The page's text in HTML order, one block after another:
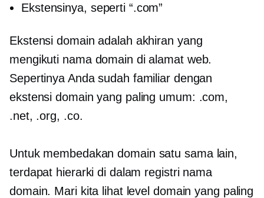
Ekstensinya, seperti “.com”
Ekstensi domain adalah akhiran yang
mengikuti nama domain di alamat web.
Sepertinya Anda sudah familiar dengan
ekstensi domain yang paling umum: .com,
.net, .org, .co.
Untuk membedakan domain satu sama lain,
terdapat hierarki di dalam registri nama
domain. Mari kita lihat level domain yang paling